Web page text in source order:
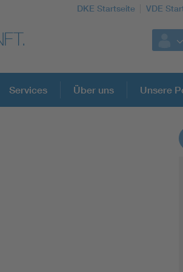
DKE Startseite VDE
im Kontext der
Services Über uns Unsere